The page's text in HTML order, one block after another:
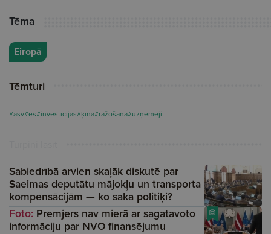
Tēma
Eiropā
Tēmturi
#asv#es#investīcijas#ķīna#ražošana#uzņēmēji
Sabiedrībā arvien skaļāk diskutē par
Saeimas deputātu mājokļu un transporta
kompensācijām — ko saka politiķi?
Foto: Premjers nav mierā ar sagatavoto
informāciju par NVO finansējumu